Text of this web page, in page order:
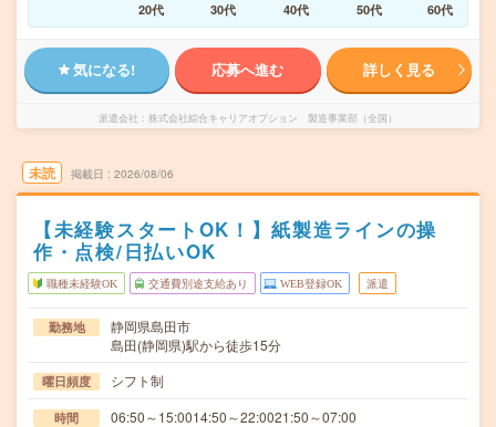
20代
30代 40代 50代 60代
気になる! 応募へ進む 詳しく見る
派遣会社 株式会社綜合キャリアオプション 製造事業部（全国）
未読 掲載日 2026/08/06
【未経験スタートOK！】紙製造ラインの操
作・点検/日払いOK
職種未経験OK 交通費別途支給あり WEB登録OK 派遣
勤務地
静岡県島田市
島田(静岡県)駅から徒歩15分
曜日頻度 シフト制
時間 06:50～15:0014:50～22:0021:50～07:00